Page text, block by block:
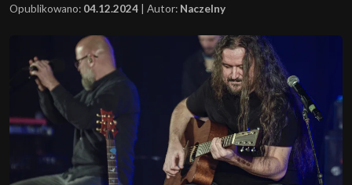
Opublikowano: 04.12.2024 Autor: Naczelny